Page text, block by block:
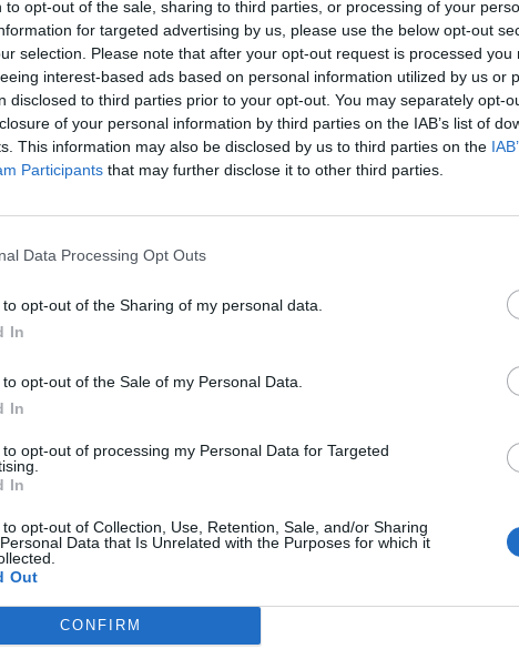
to opt-out of the sale, sharing to third parties, or processing of your
for targeted advertising by us, please use the below opt-out
selection. Please note that after your opt-out request is processed you
interest-based ads based on personal information utilized by us or
disclosed to third parties prior to your opt-out. You may separately opt-
of your personal information by third parties on the IAB’s list of
This information may also be disclosed by us to third parties on the
Participants that may further disclose it to other third parties.
Data Processing Opt Outs
to opt-out of the Sharing of my personal data.
In
to opt-out of the Sale of my Personal Data.
In
to opt-out of processing my Personal Data for Targeted
In
to opt-out of Collection, Use, Retention, Sale, and/or Sharing
Data that Is Unrelated with the Purposes for which it
Out
CONFIRM
50% θα δεχόταν με πολύ άνεση έναν πρωθυπουργό με διαφορετικό
άνετα με έναν συνάδελφο που θα ήταν μαύρος το 72% των Ελλήνων
νιώθει πολύ άνετα με γκέι, λεσβίες και bisexual συναδέλφους και
πως θα αισθανόταν πολύ άνετα με transgender συναδέλφους ενώ